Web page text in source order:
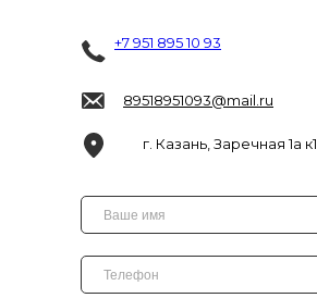
+7 951 895 10 93
г. Казань, Заречная 1а к1
89518951093@mail.ru